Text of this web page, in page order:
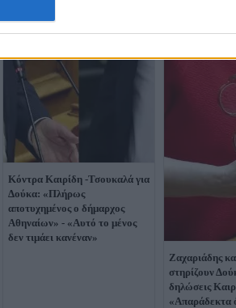
Κόντρα Καιρίδη -Τσουκαλά για
Δούκα: «Πλήρως
αποτυχημένος ο δήμαρχος
Αθηναίων» - «Αυτό το μένος
δεν τιμάει κανέναν»
Ζαχαριάδης
στηρίζουν
δηλώσεις
«Απαράδεκτα